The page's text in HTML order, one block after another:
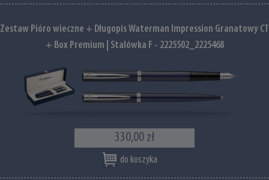
Zestaw Pióro wieczne + Długopis Waterman Impression Granatowy CT
+ Box Premium | Stalówka F - 2225502_2225468
330,00 zł
do koszyka